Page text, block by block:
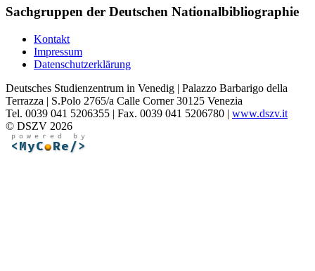
Sachgruppen der Deutschen Nationalbibliographie
Kontakt
Impressum
Datenschutzerklärung
Deutsches Studienzentrum in Venedig | Palazzo Barbarigo della
Terrazza | S.Polo 2765/a Calle Corner 30125 Venezia
Tel. 0039 041 5206355 | Fax. 0039 041 5206780 | www.dszv.it
© DSZV 2026